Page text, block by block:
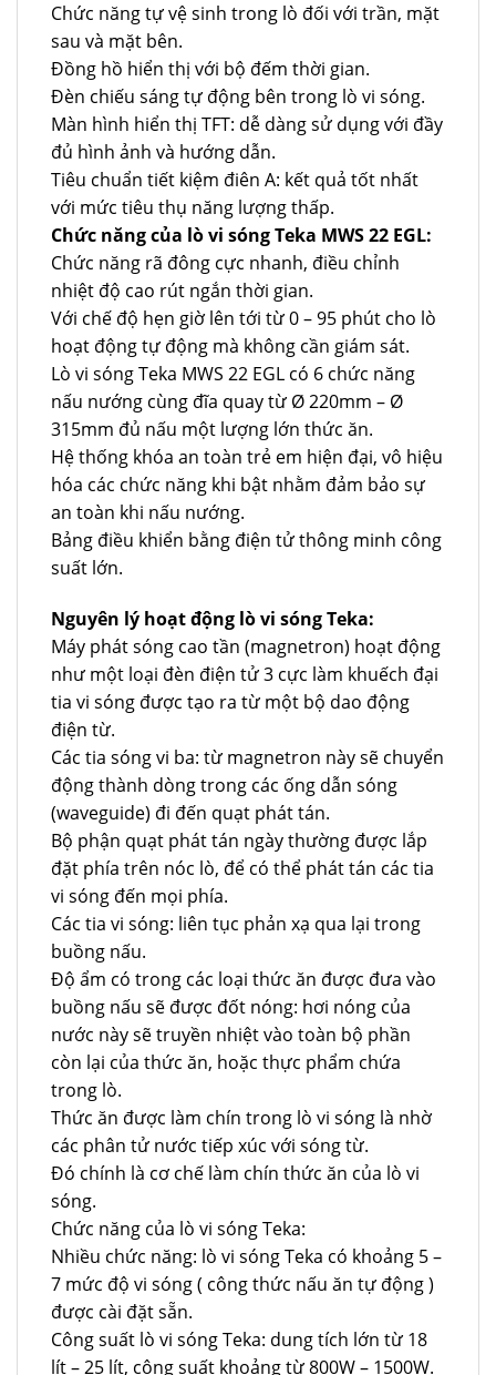
Chức năng tự vệ sinh trong lò đối với trần, mặt
sau và mặt bên.
Đồng hồ hiển thị với bộ đếm thời gian.
Đèn chiếu sáng tự động bên trong lò vi sóng.
Màn hình hiển thị TFT: dễ dàng sử dụng với đầy
đủ hình ảnh và hướng dẫn.
Tiêu chuẩn tiết kiệm điên A: kết quả tốt nhất
với mức tiêu thụ năng lượng thấp.
Chức năng của lò vi sóng Teka MWS 22 EGL:
Chức năng rã đông cực nhanh, điều chỉnh
nhiệt độ cao rút ngắn thời gian.
Với chế độ hẹn giờ lên tới từ 0 – 95 phút cho lò
hoạt động tự động mà không cần giám sát.
Lò vi sóng Teka MWS 22 EGL có 6 chức năng
nấu nướng cùng đĩa quay từ Ø 220mm – Ø
315mm đủ nấu một lượng lớn thức ăn.
Hệ thống khóa an toàn trẻ em hiện đại, vô hiệu
hóa các chức năng khi bật nhằm đảm bảo sự
an toàn khi nấu nướng.
Bảng điều khiển bằng điện tử thông minh công
suất lớn.
Nguyên lý hoạt động lò vi sóng Teka:
Máy phát sóng cao tần (magnetron) hoạt động
như một loại đèn điện tử 3 cực làm khuếch đại
tia vi sóng được tạo ra từ một bộ dao động
điện từ.
Các tia sóng vi ba: từ magnetron này sẽ chuyển
động thành dòng trong các ống dẫn sóng
(waveguide) đi đến quạt phát tán.
Bộ phận quạt phát tán ngày thường được lắp
đặt phía trên nóc lò, để có thể phát tán các tia
vi sóng đến mọi phía.
Các tia vi sóng: liên tục phản xạ qua lại trong
buồng nấu.
Độ ẩm có trong các loại thức ăn được đưa vào
buồng nấu sẽ được đốt nóng: hơi nóng của
nước này sẽ truyền nhiệt vào toàn bộ phần
còn lại của thức ăn, hoặc thực phẩm chứa
trong lò.
Thức ăn được làm chín trong lò vi sóng là nhờ
các phân tử nước tiếp xúc với sóng từ.
Đó chính là cơ chế làm chín thức ăn của lò vi
sóng.
Chức năng của lò vi sóng Teka:
Nhiều chức năng: lò vi sóng Teka có khoảng 5 –
7 mức độ vi sóng ( công thức nấu ăn tự động )
được cài đặt sẵn.
Công suất lò vi sóng Teka: dung tích lớn từ 18
lít – 25 lít, công suất khoảng từ 800W – 1500W.